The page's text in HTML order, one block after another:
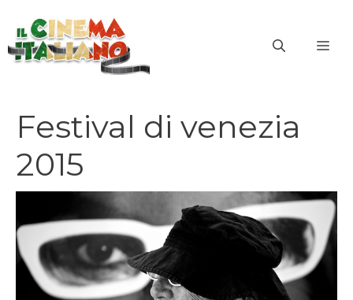
contenuto
Festival di venezia
2015